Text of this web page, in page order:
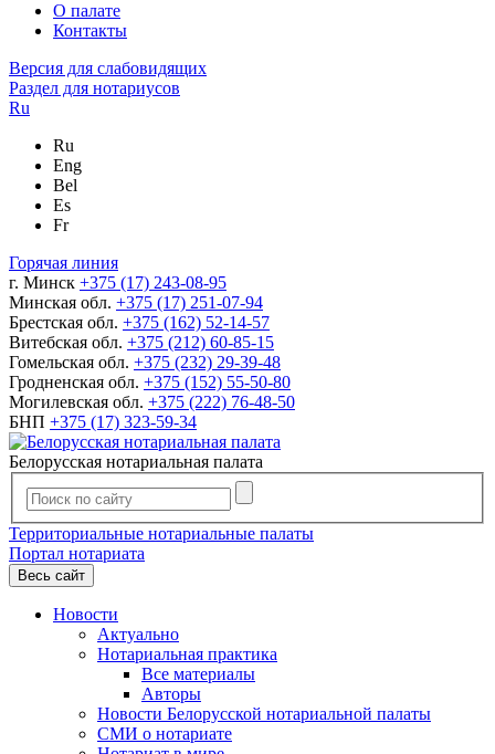
О палате
Контакты
Версия для слабовидящих
Раздел для нотариусов
Ru
Ru
Eng
Bel
Es
Fr
Горячая линия
г. Минск +375 (17) 243-08-95
Минская обл. +375 (17) 251-07-94
Брестская обл. +375 (162) 52-14-57
Витебская обл. +375 (212) 60-85-15
Гомельская обл. +375 (232) 29-39-48
Гродненская обл. +375 (152) 55-50-80
Могилевская обл. +375 (222) 76-48-50
БНП +375 (17) 323-59-34
Белорусская нотариальная палата
Территориальные нотариальные палаты
Портал нотариата
Весь сайт
Новости
Актуально
Нотариальная практика
Все материалы
Авторы
Новости Белорусской нотариальной палаты
СМИ о нотариате